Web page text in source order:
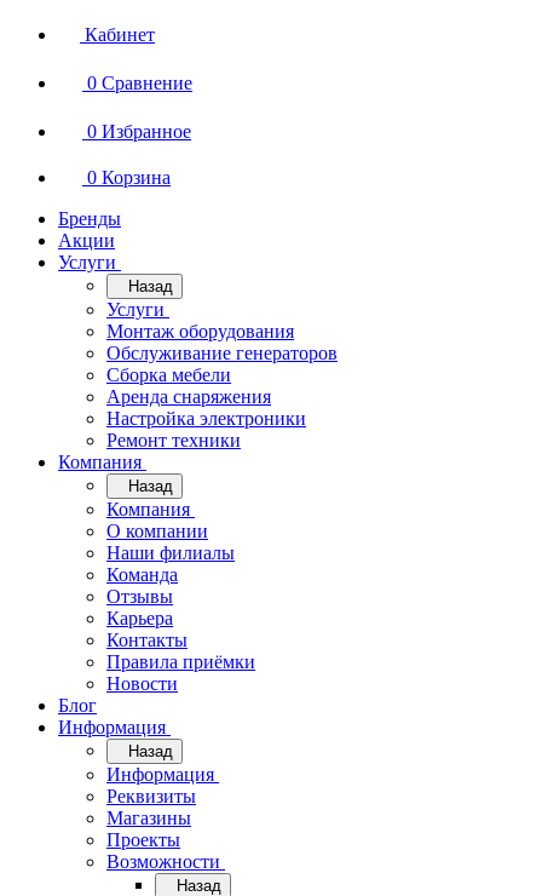
Кабинет
0 Сравнение
0 Избранное
0 Корзина
Бренды
Акции
Услуги
Назад
Услуги
Монтаж оборудования
Обслуживание генераторов
Сборка мебели
Аренда снаряжения
Настройка электроники
Ремонт техники
Компания
Назад
Компания
О компании
Наши филиалы
Команда
Отзывы
Карьера
Контакты
Правила приёмки
Новости
Блог
Информация
Назад
Информация
Реквизиты
Магазины
Проекты
Возможности
Назад